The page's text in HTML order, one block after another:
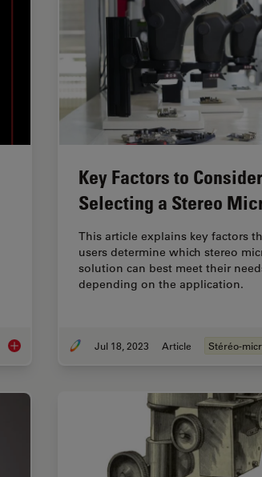
Understanding Clearly the Magnification of Microscopy
Key Factors to
Selecting a Stereo
This article explains key factors
users determine which stereo
solution can best meet their
depending on the application.
Jul 18, 2023 Article Stéréo-